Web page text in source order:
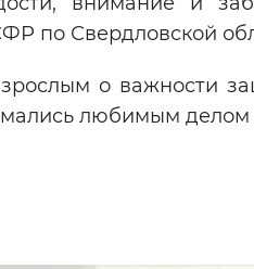
по Свердловской
о важности
любимым